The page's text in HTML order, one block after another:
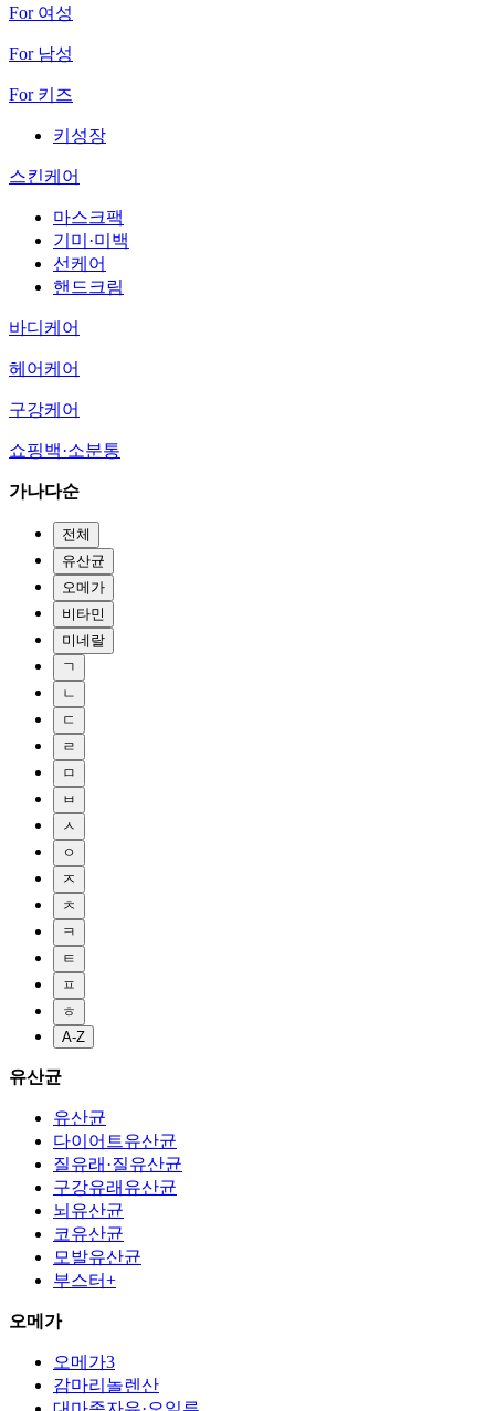
For 여성
For 남성
For 키즈
키성장
스킨케어
마스크팩
기미·미백
선케어
핸드크림
바디케어
헤어케어
구강케어
쇼핑백·소분통
가나다순
전체
유산균
오메가
비타민
미네랄
ㄱ
ㄴ
ㄷ
ㄹ
ㅁ
ㅂ
ㅅ
ㅇ
ㅈ
ㅊ
ㅋ
ㅌ
ㅍ
ㅎ
A-Z
유산균
유산균
다이어트유산균
질유래·질유산균
구강유래유산균
뇌유산균
코유산균
모발유산균
부스터+
오메가
오메가3
감마리놀렌산